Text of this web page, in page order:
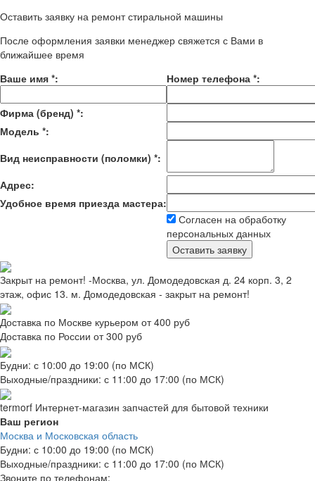
Оставить заявку на ремонт стиральной машины
После оформления заявки менеджер свяжется с Вами в
ближайшее время
Ваше имя *: Номер телефона *:
Фирма (бренд) *:
Модель *:
Вид неисправности (поломки) *:
Адрес:
Удобное время приезда мастера:
Согласен на обработку
персональных данных
Закрыт на ремонт! -Москва, ул. Домодедовская д. 24 корп. 3, 2
этаж, офис 13. м. Домодедовская - закрыт на ремонт!
Доставка по Москве курьером от 400 руб
Доставка по России от 300 руб
Будни: с 10:00 до 19:00 (по МСК)
Выходные/праздники: с 11:00 до 17:00 (по МСК)
termorf Интернет-магазин запчастей для бытовой техники
Ваш регион
Москва и Московская область
Будни: с 10:00 до 19:00 (по МСК)
Выходные/праздники: с 11:00 до 17:00 (по МСК)
Звоните по телефонам: